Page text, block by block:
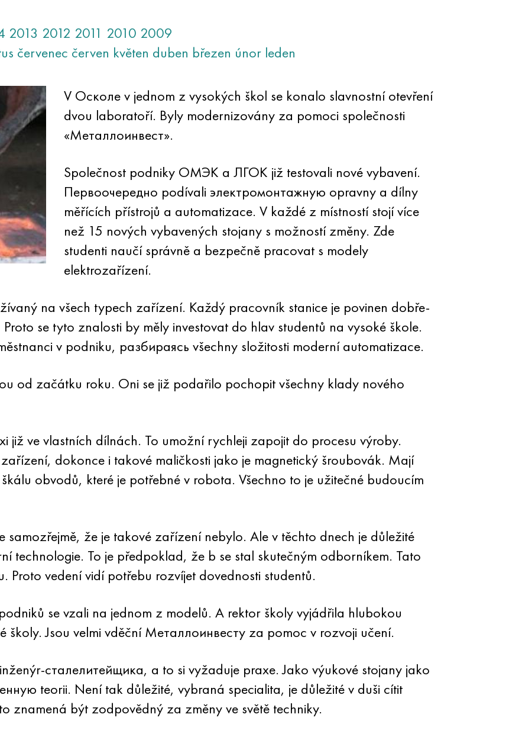
2013 2012 2011 2010 2009
červenec červen květen duben březen únor leden
V Осколе v jednom z vysokých škol se konalo slavnostní otevření
dvou laboratoří. Byly modernizovány za pomoci společnosti
«Металлоинвест».
Společnost podniky ОМЭК a ЛГОК již testovali nové vybavení.
Первоочередно podívali электромонтажную opravny a dílny
měřících přístrojů a automatizace. V každé z místností stojí více
než 15 nových vybavených stojany s možností změny. Zde
studenti naučí správně a bezpečně pracovat s modely
elektrozařízení.
na všech typech zařízení. Každý pracovník stanice je povinen dobře-
se tyto znalosti by měly investovat do hlav studentů na vysoké škole.
v podniku, разбираясь všechny složitosti moderní automatizace.
od začátku roku. Oni se již podařilo pochopit všechny klady nového
již ve vlastních dílnách. To umožní rychleji zapojit do procesu výroby.
dokonce i takové maličkosti jako je magnetický šroubovák. Mají
obvodů, které je potřebné v robota. Všechno to je užitečné budoucím
samozřejmě, že je takové zařízení nebylo. Ale v těchto dnech je důležité
technologie. To je předpoklad, že b se stal skutečným odborníkem. Tato
vedení vidí potřebu rozvíjet dovednosti studentů.
se vzali na jednom z modelů. A rektor školy vyjádřila hlubokou
školy. Jsou velmi vděční Металлоинвесту za pomoc v rozvoji učení.
сталелитейщика, a to si vyžaduje praxe. Jako výukové stojany jako
teorii. Není tak důležité, vybraná specialita, je důležité v duši cítit
znamená být zodpovědný za změny ve světě techniky.